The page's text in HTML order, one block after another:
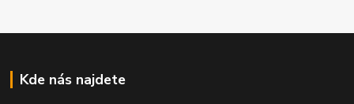
Kde nás najdete